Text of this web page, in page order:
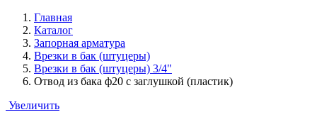
Главная
Каталог
Запорная арматура
Врезки в бак (штуцеры)
Врезки в бак (штуцеры) 3/4"
Отвод из бака ф20 с заглушкой (пластик)
Увеличить